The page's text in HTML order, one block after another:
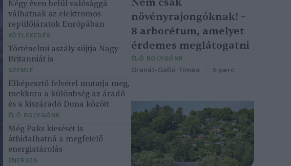
Négy éven belül valósággá
válhatnak az elektromos
repülőjáratok Európában
KÖZLEKEDÉS
Történelmi aszály sújtja Nagy-
Britanniát is
SZEMLE
Elképesztő felvétel mutatja meg,
mekkora a különbség az áradó
és a kiszáradó Duna között
ÉLŐ BOLYGÓNK
Még Paks kiesését is
áthidalhatná a megfelelő
energiatárolás
ENERGIA
növényrajongóknak! –
8 arborétum, amelyet
érdemes meglátogatni
ÉLŐ BOLYGÓNK
Granát-Galló Tímea 5 perc